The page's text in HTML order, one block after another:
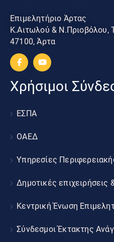
Επιμελητήριο Άρτας
Κ.Αιτωλού & Ν.Πριοβόλου,
47100, Άρτα
Χρήσιμοι
ΕΣΠΑ
ΟΑΕΔ
Υπηρεσίες
Δημοτικές επιχειρήσεις
Κεντρική Ένωση
Σύνδεσμοι Έκτακτης